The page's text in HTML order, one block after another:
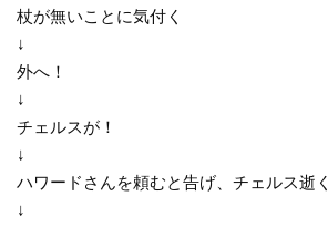
杖が無いことに気付く
↓
外へ！
↓
チェルスが！
↓
ハワードさんを頼むと告げ、チェルス逝く
↓